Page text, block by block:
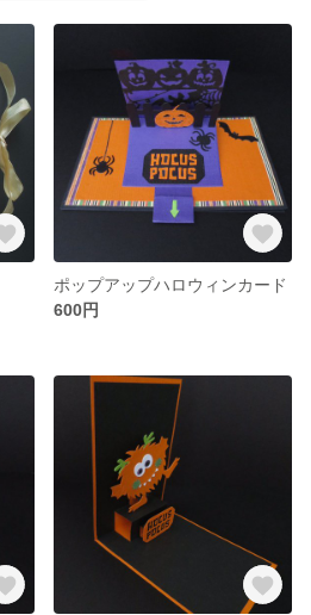
ポップアップハロウィンカード
600円